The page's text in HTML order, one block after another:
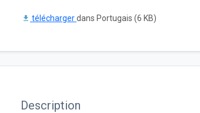
téléchargerdans Portugais (6 KB)
Description